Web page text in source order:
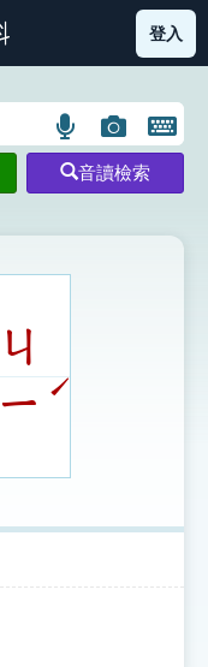
部首索引表圖示
登入
語
言
搜
示
圖
片
搜
開
鍵
圖
音讀檢索
ㄐ
ㄧˊ